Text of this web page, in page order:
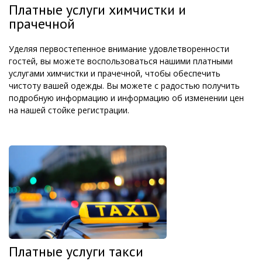
Платные услуги химчистки и
прачечной
Уделяя первостепенное внимание удовлетворенности
гостей, вы можете воспользоваться нашими платными
услугами химчистки и прачечной, чтобы обеспечить
чистоту вашей одежды. Вы можете с радостью получить
подробную информацию и информацию об изменении цен
на нашей стойке регистрации.
Платные услуги такси